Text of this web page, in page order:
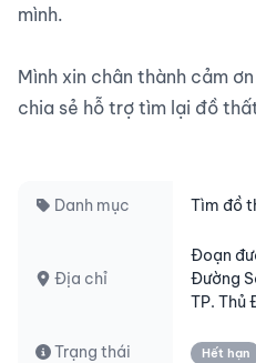
mình.
Mình xin chân thành cảm
chia sẻ hỗ trợ tìm lại đồ
Danh mục Tìm đồ
Địa chỉ
Đoạn
Đường
TP. Thủ
Trạng thái Hết hạn